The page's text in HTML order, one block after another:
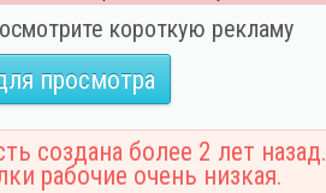
короткую рекламу
просмотра
создана более 2 лет назад.
рабочие очень низкая.